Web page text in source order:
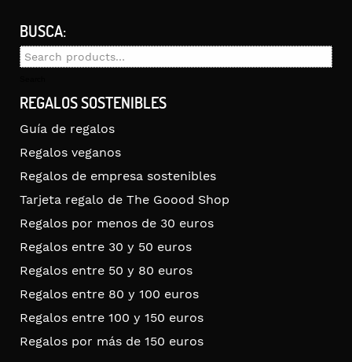
BUSCA:
Search
REGALOS SOSTENIBLES
Guía de regalos
Regalos veganos
Regalos de empresa sostenibles
Tarjeta regalo de The Goood Shop
Regalos por menos de 30 euros
Regalos entre 30 y 50 euros
Regalos entre 50 y 80 euros
Regalos entre 80 y 100 euros
Regalos entre 100 y 150 euros
Regalos por más de 150 euros